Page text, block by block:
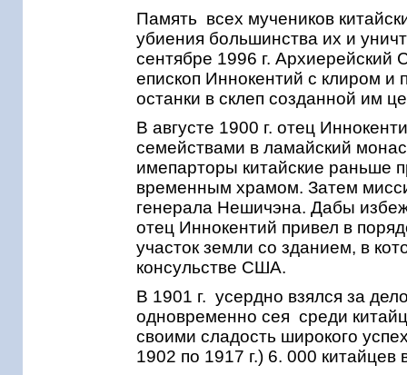
Память всех мучеников
убиения большинства их и
сентябре 1996 г. Архиерейский
епископ Иннокентий с клиром и
останки в склеп созданной им
В августе 1900 г. отец
семействами в ламайский
имепарторы китайские раньше
временным храмом. Затем
генерала Нешичэна. Дабы
отец Иннокентий привел в
участок земли со зданием, в
консульстве США.
В 1901 г. усердно взялся за
одновременно сея среди
своими сладость широкого
1902 по 1917 г.) 6. 000 китайцев